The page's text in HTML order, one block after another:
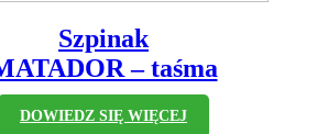
Szpinak
– taśma
DOWIEDZ SIĘ WIĘCEJ